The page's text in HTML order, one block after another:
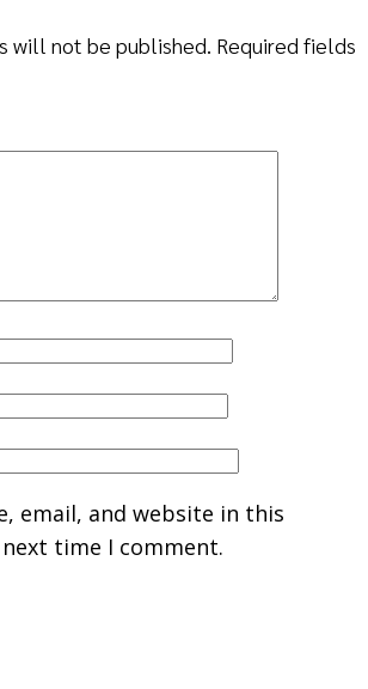
will not be published. Required fields
email, and website in this
time I comment.